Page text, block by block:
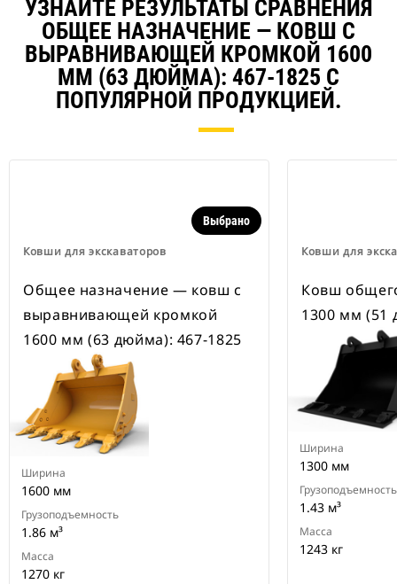
устройства для быстрой смены
навесного оборудования,
рассчитанные на ширину для
рытья траншей.
В навесном оборудовании,
совместимом со специальным
устройством для быстрой смены
применяются неподвижно
Специальные устройства для
быстрой смены навесного
оборудования CW оснащены
надежного удержания навесного
В наличии имеются
специальные устройства для
УЗНАЙТЕ РЕЗУЛЬТАТЫ СРАВНЕНИЯ
ОБЩЕЕ НАЗНАЧЕНИЕ ― КОВШ С
ВЫРАВНИВАЮЩЕЙ КРОМКОЙ 1600
ММ (63 ДЮЙМА): 467-1825 С
ПОПУЛЯРНОЙ ПРОДУКЦИЕЙ.
Ковши для экскаваторов
Выбрано
Общее назначение ― ковш с
выравнивающей кромкой
1600 мм (63 дюйма): 467-1825
Ширина
1600 мм
Грузоподъемность
1.86 м³
Масса
1270 кг
Ковши для
Ковш
1300 мм (51
Ширина
1300 мм
Грузоподъемность
1.43 м³
Масса
1243 кг